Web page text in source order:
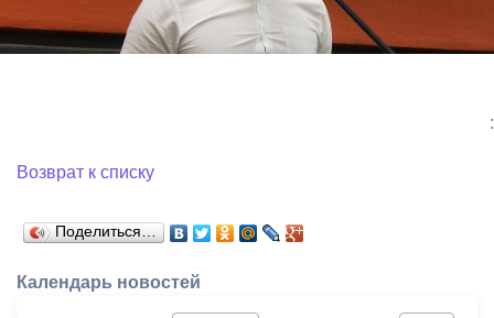
:
Возврат к списку
Поделиться…
Календарь новостей